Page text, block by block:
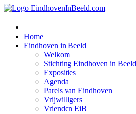
Home
Eindhoven in Beeld
Welkom
Stichting Eindhoven in Beeld
Exposities
Agenda
Parels van Eindhoven
Vrijwilligers
Vrienden EiB